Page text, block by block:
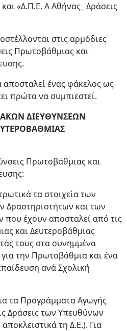
«Δ.Π.Ε. Α Αθήνας_ Δράσεις
στις αρμόδιες
Πρωτοβάθμιας και
αποσταλεί ένας φάκελος ως
πρώτα να συμπιεστεί.
ΔΙΕΥΘΥΝΣΕΩΝ
Πρωτοβάθμιας και
τα στοιχεία των
Δραστηριοτήτων και των
έχουν αποσταλεί από τις
και Δευτεροβάθμιας
τους στα συνημμένα
την Πρωτοβάθμια και ένα
ανά Σχολική
τα Προγράμματα Αγωγής
Δράσεις των Υπευθύνων
τη Δ.Ε.). Για